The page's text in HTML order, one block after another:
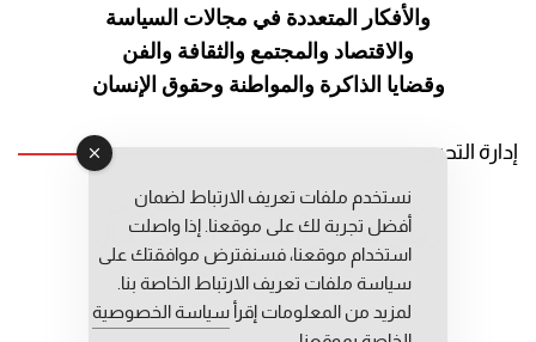
والأفكار المتعددة في مجالات السياسة
والاقتصاد والمجتمع والثقافة والفن
وقضايا الذاكرة والمواطنة وحقوق الإنسان
إدارة التحرير
رئيس التحرير: عبد الرحيم التوراني
رئيس التحرير المساعد: المعطي قبال
مديرة التحرير: فاطمة حوحو
نستخدم ملفات تعريف الارتباط لضمان
أفضل تجربة لك على موقعنا. إذا واصلت
استخدام موقعنا، فسنفترض موافقتك على
سياسة ملفات تعريف الارتباط الخاصة بنا.
لمزيد من المعلومات إقرأ سياسة الخصوصية